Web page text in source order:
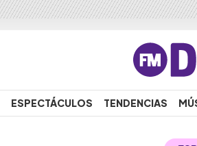
ESPECTÁCULOS TENDENCIAS